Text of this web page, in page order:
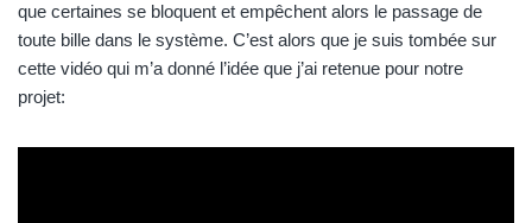
que certaines se bloquent et empêchent alors le passage de
toute bille dans le système. C’est alors que je suis tombée sur
cette vidéo qui m’a donné l’idée que j’ai retenue pour notre
projet: